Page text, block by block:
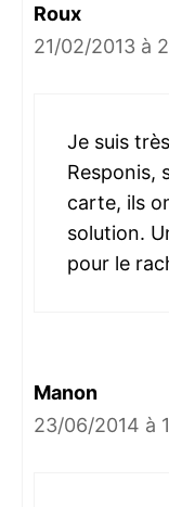
Roux
21/02/2013 à
Je suis
Responis,
carte, ils
solution.
pour le
Manon
23/06/2014 à